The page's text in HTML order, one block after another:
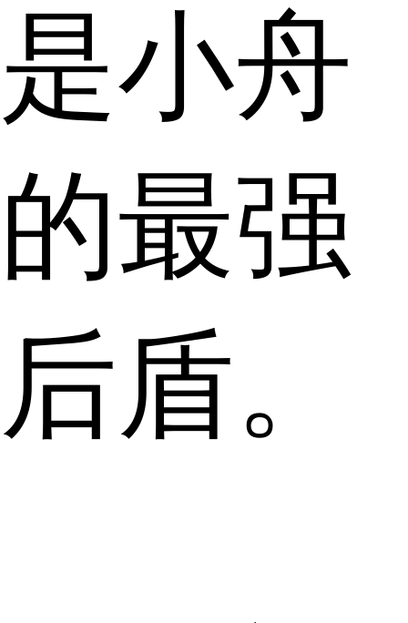
是小舟
的最强
后盾。